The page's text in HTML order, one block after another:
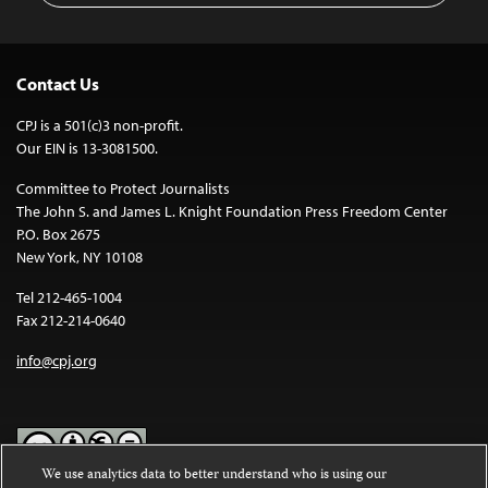
Contact Us
CPJ is a 501(c)3 non-profit.
Our EIN is 13-3081500.
Committee to Protect Journalists
The John S. and James L. Knight Foundation Press Freedom Center
P.O. Box 2675
New York, NY 10108
Tel 212-465-1004
Fax 212-214-0640
info@cpj.org
We use analytics data to better understand who is using our